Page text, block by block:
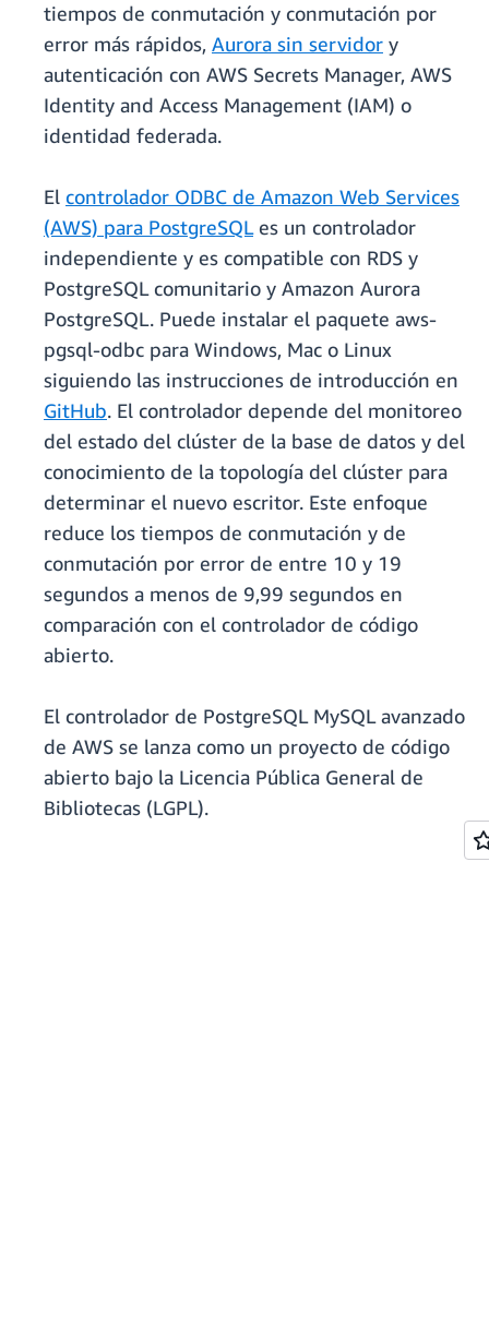
tiempos de conmutación y conmutación por
error más rápidos, Aurora sin servidor y
autenticación con AWS Secrets Manager, AWS
Identity and Access Management (IAM) o
identidad federada.
El controlador ODBC de Amazon Web Services
(AWS) para PostgreSQLes un controlador
independiente y es compatible con RDS y
PostgreSQL comunitario y Amazon Aurora
PostgreSQL. Puede instalar el paquete aws-
pgsql-odbc para Windows, Mac o Linux
siguiendo las instrucciones de introducción en
GitHub. El controlador depende del monitoreo
del estado del clúster de la base de datos y del
conocimiento de la topología del clúster para
determinar el nuevo escritor. Este enfoque
reduce los tiempos de conmutación y de
conmutación por error de entre 10 y 19
segundos a menos de 9,99 segundos en
comparación con el controlador de código
abierto.
El controlador de PostgreSQL MySQL avanzado
de AWS se lanza como un proyecto de código
abierto bajo la Licencia Pública General de
Bibliotecas (LGPL).